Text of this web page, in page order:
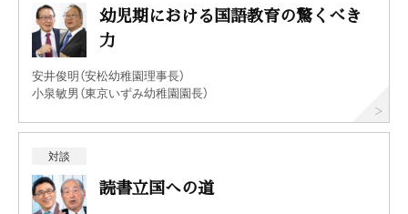
幼児期における国語教育の驚くべき
力
安井俊明（安松幼稚園理事長）
小泉敏男（東京いずみ幼稚園園長）
対談
読書立国への道